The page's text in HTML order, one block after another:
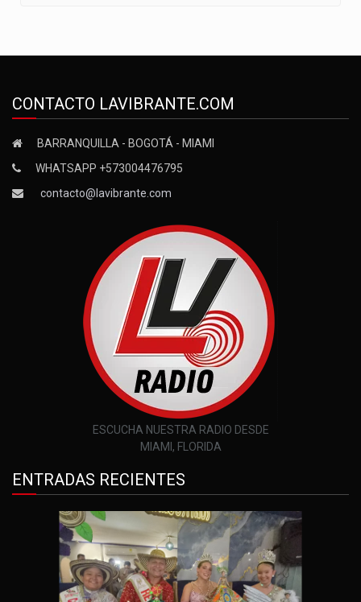
CONTACTO LAVIBRANTE.COM
BARRANQUILLA - BOGOTÁ - MIAMI
WHATSAPP +573004476795
contacto@lavibrante.com
ESCUCHA NUESTRA RADIO DESDE
MIAMI, FLORIDA
ENTRADAS RECIENTES